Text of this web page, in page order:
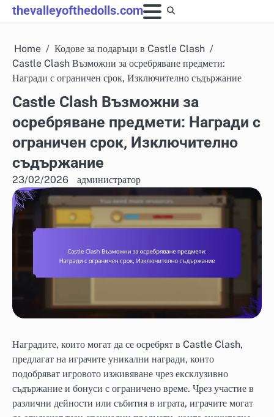
Skip
to
thevalleyofthedolls.com
Home
Кодове за подаръци в Castle Clash
Castle Clash Възможни за осребряване предмети:
Награди с ограничен срок, Изключително съдържание
Castle Clash Възможни за
осребряване предмети: Награди с
ограничен срок, Изключително
съдържание
23/02/2026 администратор
Наградите, които могат да се осребрят в Castle Clash,
предлагат на играчите уникални награди, които
подобряват игровото изживяване чрез ексклузивно
съдържание и бонуси с ограничено време. Чрез участие в
различни дейности или събития в играта, играчите могат